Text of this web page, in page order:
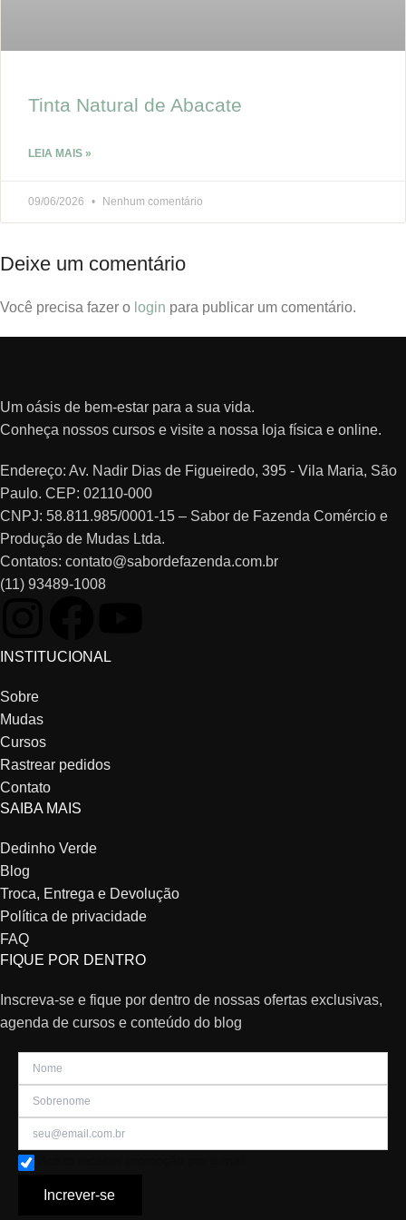
Tinta Natural de Abacate
LEIA MAIS »
09/06/2026 Nenhum comentário
Deixe um comentário
Você precisa fazer o login para publicar um comentário.
Um oásis de bem-estar para a sua vida.
Conheça nossos cursos e visite a nossa loja física e online.
Endereço: Av. Nadir Dias de Figueiredo, 395 - Vila Maria, São
Paulo. CEP: 02110-000
CNPJ: 58.811.985/0001-15 – Sabor de Fazenda Comércio e
Produção de Mudas Ltda.
Contatos: contato@sabordefazenda.com.br
(11) 93489-1008
INSTITUCIONAL
Sobre
Mudas
Cursos
Rastrear pedidos
Contato
SAIBA MAIS
Dedinho Verde
Blog
Troca, Entrega e Devolução
Política de privacidade
FAQ
FIQUE POR DENTRO
Inscreva-se e fique por dentro de nossas ofertas exclusivas,
agenda de cursos e conteúdo do blog
Increver-se